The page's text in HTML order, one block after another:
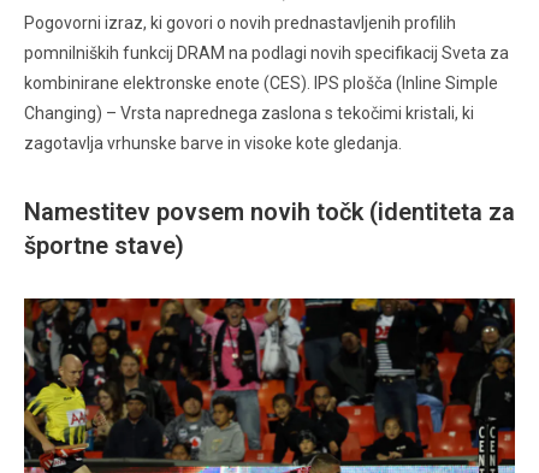
Pogovorni izraz, ki govori o novih prednastavljenih profilih
pomnilniških funkcij DRAM na podlagi novih specifikacij Sveta za
kombinirane elektronske enote (CES). IPS plošča (Inline Simple
Changing) – Vrsta naprednega zaslona s tekočimi kristali, ki
zagotavlja vrhunske barve in visoke kote gledanja.
Namestitev povsem novih točk (identiteta za
športne stave)